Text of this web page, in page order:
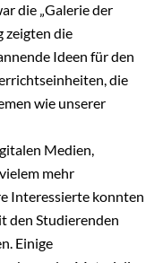
die „Galerie der
zeigten die
Ideen für den
die
wie unserer
Medien,
mehr
Interessierte konnten
den Studierenden
Einige